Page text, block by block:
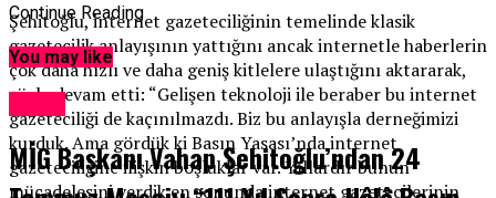
Şehitoğlu, internet gazeteciliğinin temelinde klasik
gazetecilik anlayışının yattığını ancak internetle haberlerin
çok daha hızlı ve daha geniş kitlelere ulaştığını aktararak,
şöyle devam etti: “Gelişen teknoloji ile beraber bu internet
gazeteciliği de kaçınılmazdı. Biz bu anlayışla derneğimizi
kurduk. Ama gördük ki Basın Yasası’nda internet
gazeteciliğine ilişkin boşluklar var. Yıllardır bunun
mücadelesini verdik en sonunda internet gazetecilerinin
Continue Reading
You may like
MİG Başkanı Vahap Şehitoğlu’ndan 24